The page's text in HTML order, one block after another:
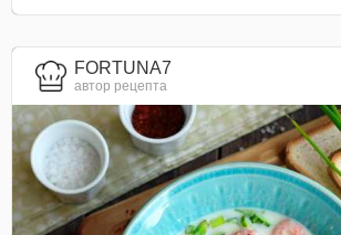
FORTUNA7
автор рецепта